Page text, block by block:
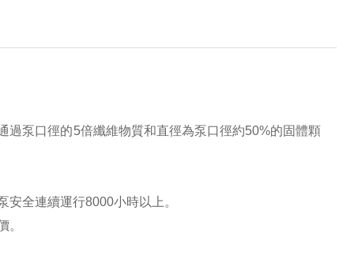
過泵口徑的5倍纖維物質和直徑為泵口徑約50%的固體顆
安全連續運行8000小時以上。
。